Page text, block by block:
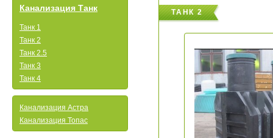
Канализация Танк
Танк 1
Танк 2
Танк 2.5
Танк 3
Танк 4
Канализация Астра
Канализация Топас
ТАНК 2